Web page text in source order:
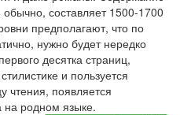
обычно, составляет 1500-1700
предполагают, что по
нужно будет нередко
десятка страниц,
и пользуется
чтения, появляется
на родном языке.